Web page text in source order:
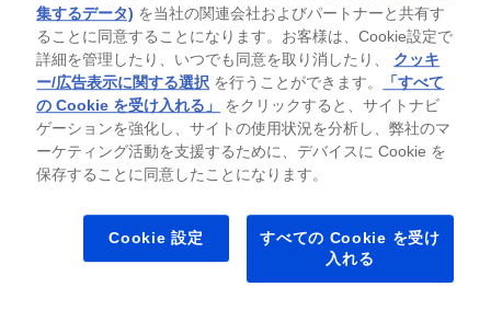
キャンペーン内容・注意事項
お取り寄せ製品
※背景色がグレーの場合は在庫切れ（入荷待ち）、緑色の場合、その製品はお
取り寄せ製品（ご注文後、部材を調達）となります。「※」がつく部材は、
納期にお時間を頂く可能性がございます。
集するデータ) を当社の関連会社およびパートナーと共有す
ることに同意することになります。お客様は、Cookie設定で
詳細を管理したり、いつでも同意を取り消したり、 クッキ
ー/広告表示に関する選択 を行うことができます。
「すべて
の Cookie を受け入れる」
をクリックすると、サイトナビ
ゲーションを強化し、サイトの使用状況を分析し、弊社のマ
ーケティング活動を支援するために、デバイスに Cookie を
保存することに同意したことになります。
Cookie 設定
すべての Cookie を受け
入れる